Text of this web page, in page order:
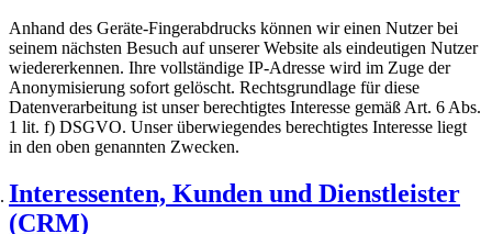
Anhand des Geräte-Fingerabdrucks können wir einen Nutzer bei
seinem nächsten Besuch auf unserer Website als eindeutigen Nutzer
wiedererkennen. Ihre vollständige IP-Adresse wird im Zuge der
Anonymisierung sofort gelöscht. Rechtsgrundlage für diese
Datenverarbeitung ist unser berechtigtes Interesse gemäß Art. 6 Abs.
1 lit. f) DSGVO. Unser überwiegendes berechtigtes Interesse liegt
in den oben genannten Zwecken.
Interessenten, Kunden und Dienstleister
(CRM)